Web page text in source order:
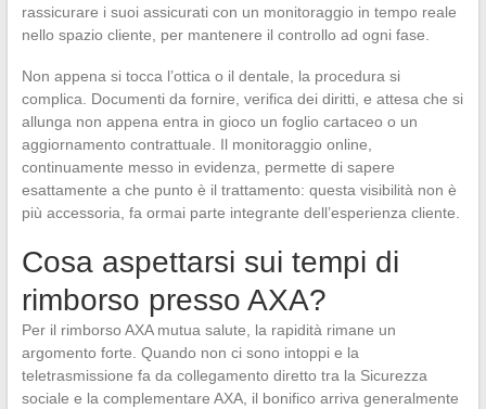
rassicurare i suoi assicurati con un monitoraggio in tempo reale
nello spazio cliente, per mantenere il controllo ad ogni fase.
Non appena si tocca l’ottica o il dentale, la procedura si
complica. Documenti da fornire, verifica dei diritti, e attesa che si
allunga non appena entra in gioco un foglio cartaceo o un
aggiornamento contrattuale. Il monitoraggio online,
continuamente messo in evidenza, permette di sapere
esattamente a che punto è il trattamento: questa visibilità non è
più accessoria, fa ormai parte integrante dell’esperienza cliente.
Cosa aspettarsi sui tempi di
rimborso presso AXA?
Per il rimborso AXA mutua salute, la rapidità rimane un
argomento forte. Quando non ci sono intoppi e la
teletrasmissione fa da collegamento diretto tra la Sicurezza
sociale e la complementare AXA, il bonifico arriva generalmente